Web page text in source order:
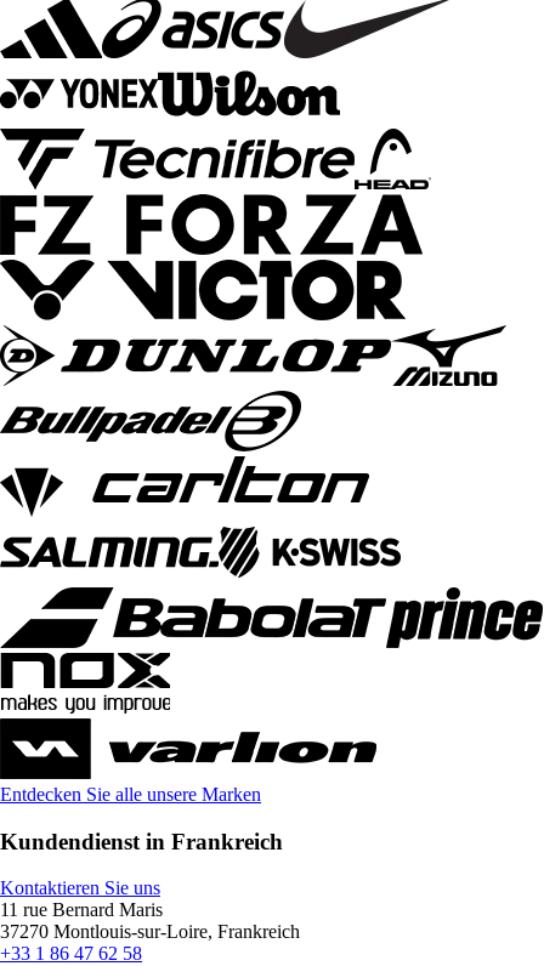
Entdecken Sie alle unsere Marken
Kundendienst in Frankreich
Kontaktieren Sie uns
11 rue Bernard Maris
37270 Montlouis-sur-Loire, Frankreich
+33 1 86 47 62 58